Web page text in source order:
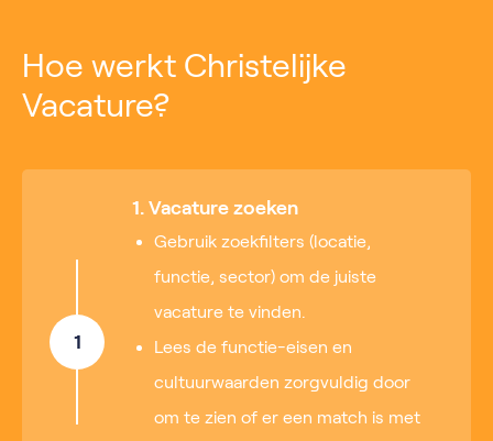
Hoe werkt Christelijke
Vacature?
1
1. Vacature zoeken
Gebruik zoekfilters (locatie,
functie, sector) om de juiste
vacature te vinden.
Lees de functie-eisen en
cultuurwaarden zorgvuldig door
om te zien of er een match is met